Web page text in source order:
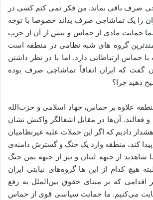
صرف باقی بماند. من فکر نمی کنم کسی در
را یک تماشاچی صرف بداند خصوصا با توجه
حمایت مادی از حماس و بیش از آن از حزب
گروه های شبه نظامی در منطقه است
حماس ارتباطاتی دارد. اما با در نظر داشتن
گفت که ایران اتفاقاً تماشاچی صرف بوده
دهید چرا؟
علاوه بر حماس، جهاد اسلامی و حزب‌الله
و فعالند. آن‌ها در مقابل اشغالگر واکنش نشان
دادیم که اگر این حملات علیه غیرنظامیان
پیدا کند، منطقه وارد یک جنگ و گسترش دامنه‌ی
از جبهه لبنان و نیز از جبهه یمن جنگ
هیچ کدام از این ها گروه‌های نیابتی ایران
اقدامی که بر مبنای حقوق بین‌الملل به رفع
می‌کنیم. ما حمایت سیاسی قوی از حماس